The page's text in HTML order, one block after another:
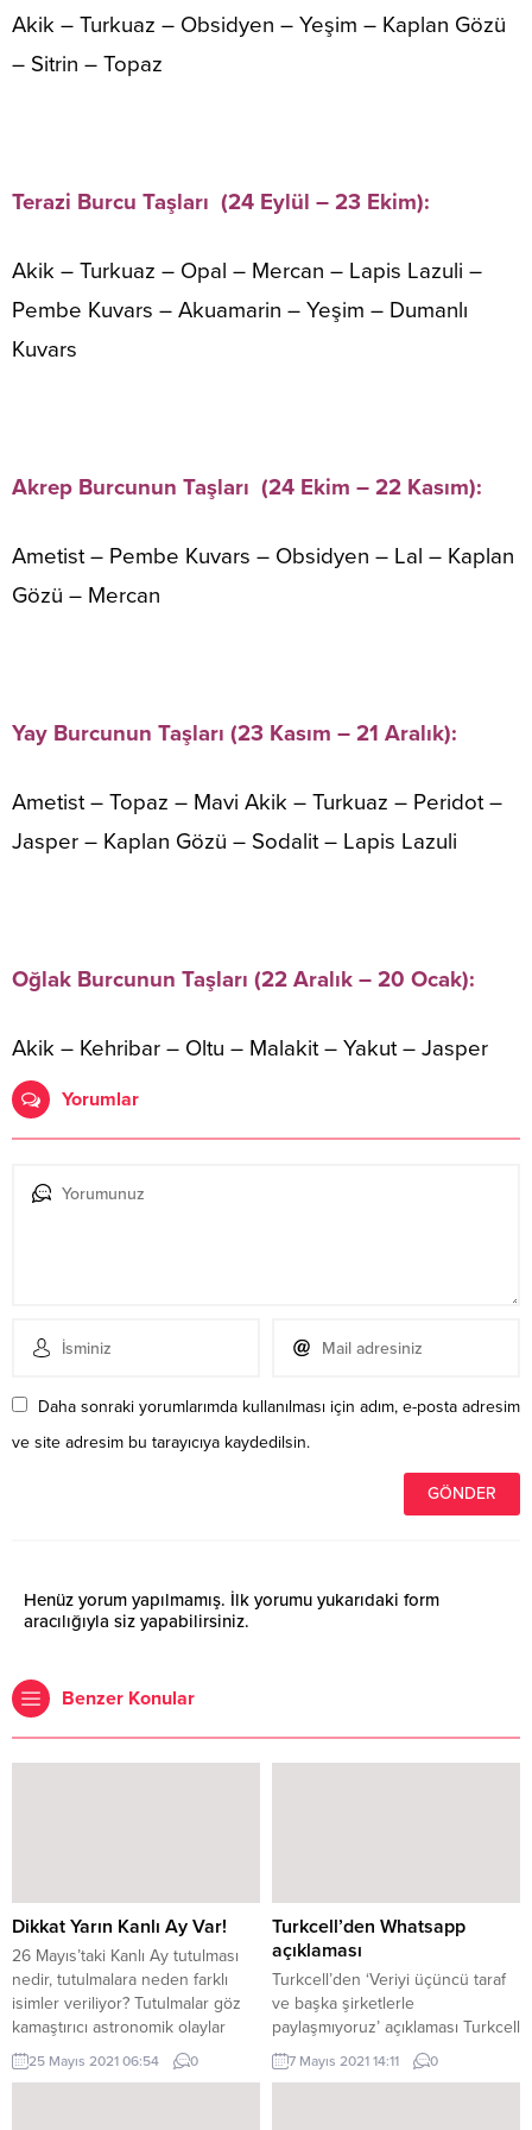
Akik – Turkuaz – Obsidyen – Yeşim – Kaplan Gözü
– Sitrin – Topaz
Terazi Burcu Taşları (24 Eylül – 23 Ekim):
Akik – Turkuaz – Opal – Mercan – Lapis Lazuli –
Pembe Kuvars – Akuamarin – Yeşim – Dumanlı
Kuvars
Akrep Burcunun Taşları (24 Ekim – 22 Kasım):
Ametist – Pembe Kuvars – Obsidyen – Lal – Kaplan
Gözü – Mercan
Yay Burcunun Taşları (23 Kasım – 21 Aralık):
Ametist – Topaz – Mavi Akik – Turkuaz – Peridot –
Jasper – Kaplan Gözü – Sodalit – Lapis Lazuli
Oğlak Burcunun Taşları (22 Aralık – 20 Ocak):
Akik – Kehribar – Oltu – Malakit – Yakut – Jasper
Yorumlar
Daha sonraki yorumlarımda kullanılması için adım, e-posta adresim
ve site adresim bu tarayıcıya kaydedilsin.
Henüz yorum yapılmamış. İlk yorumu yukarıdaki form
aracılığıyla siz yapabilirsiniz.
Benzer Konular
Dikkat Yarın Kanlı Ay Var!
26 Mayıs’taki Kanlı Ay tutulması
nedir, tutulmalara neden farklı
isimler veriliyor? Tutulmalar göz
kamaştırıcı astronomik olaylar
arasında yer alıyor ve dünyada
milyonlarca kişinin ilgisini aynı
25 Mayıs 2021 06:54 0
Turkcell’den Whatsapp
açıklaması
Turkcell’den ‘Veriyi üçüncü taraf
ve başka şirketlerle
paylaşmıyoruz’ açıklaması Turkcell
Dijital Servisler ve Çözümlerden
Sorumlu Genel Müdür Yardımcısı
7 Mayıs 2021 14:11 0